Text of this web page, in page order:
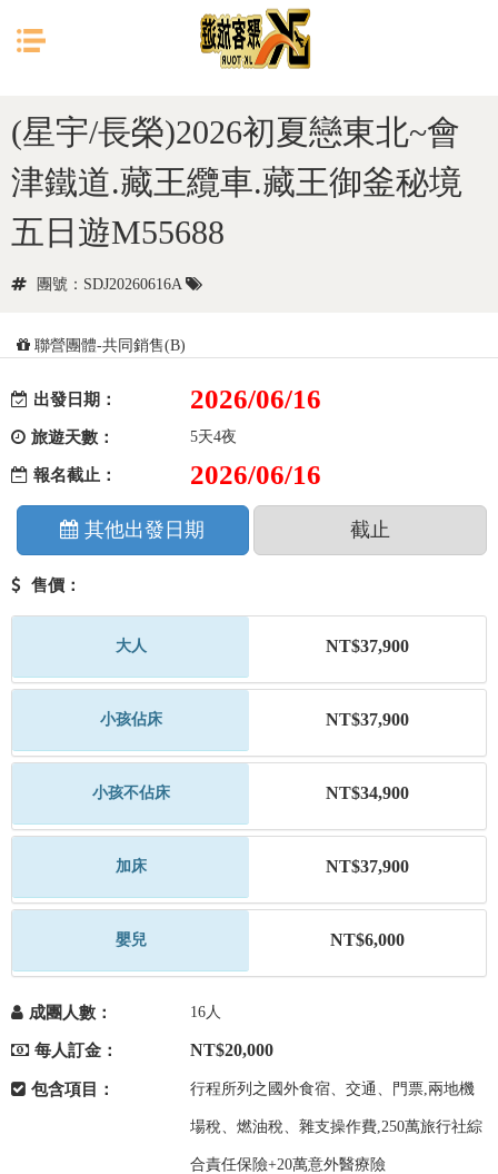
目前位置： 日本 東北
(星宇/長榮)2026初夏戀東北~會
津鐵道.藏王纜車.藏王御釜秘境
五日遊M55688
團號：SDJ20260616A
聯營團體-共同銷售(B)
出發日期： 2026/06/16
旅遊天數： 5天4夜
報名截止： 2026/06/16
其他出發日期 截止
售價：
大人 NT$37,900
小孩佔床 NT$37,900
小孩不佔床 NT$34,900
加床 NT$37,900
嬰兒 NT$6,000
成團人數： 16人
每人訂金： NT$20,000
包含項目： 行程所列之國外食宿、交通、門票,兩地機
場稅、燃油稅、雜支操作費,250萬旅行社綜
合責任保險+20萬意外醫療險